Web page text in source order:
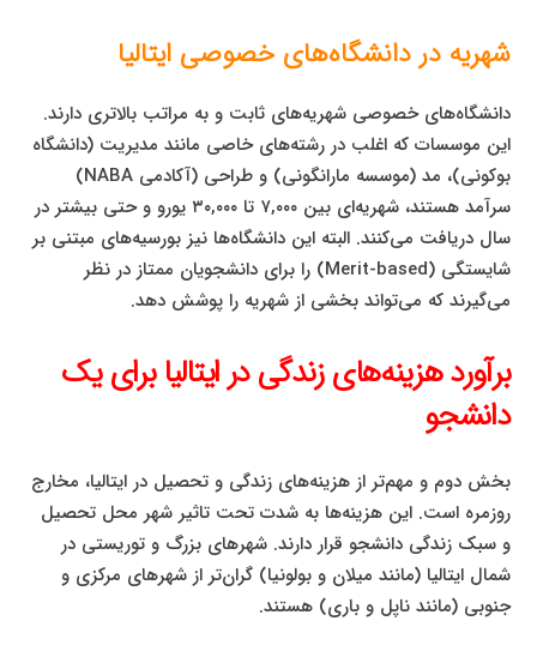
شهریه در دانشگاه‌های خصوصی ایتالیا
دانشگاه‌های خصوصی شهریه‌های ثابت و به مراتب بالاتری دارند.
این موسسات که اغلب در رشته‌های خاصی مانند مدیریت (دانشگاه
بوکونی)، مد (موسسه مارانگونی) و طراحی (آکادمی NABA)
سرآمد هستند، شهریه‌ای بین ۷,۰۰۰ تا ۳۰,۰۰۰ یورو و حتی بیشتر در
سال دریافت می‌کنند. البته این دانشگاه‌ها نیز بورسیه‌های مبتنی بر
شایستگی (Merit-based) را برای دانشجویان ممتاز در نظر
می‌گیرند که می‌تواند بخشی از شهریه را پوشش دهد.
برآورد هزینه‌های زندگی در ایتالیا برای یک
دانشجو
بخش دوم و مهم‌تر از هزینه‌های زندگی و تحصیل در ایتالیا، مخارج
روزمره است. این هزینه‌ها به شدت تحت تاثیر شهر محل تحصیل
و سبک زندگی دانشجو قرار دارند. شهرهای بزرگ و توریستی در
شمال ایتالیا (مانند میلان و بولونیا) گران‌تر از شهرهای مرکزی و
جنوبی (مانند ناپل و باری) هستند.